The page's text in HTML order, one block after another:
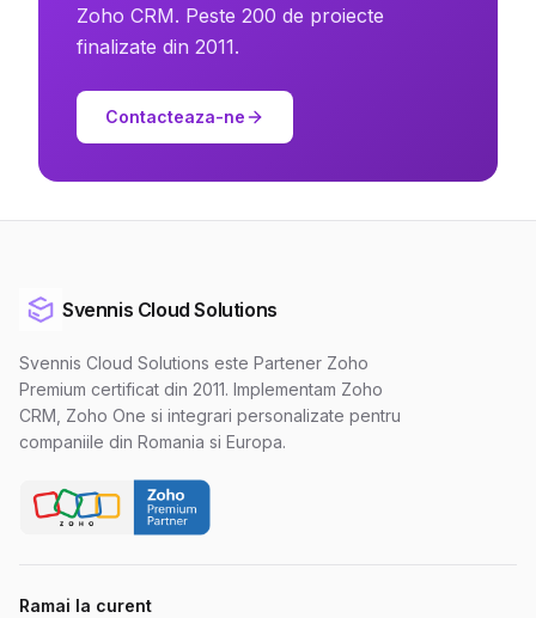
Zoho CRM. Peste 200 de proiecte
finalizate din 2011.
Contacteaza-ne
Svennis Cloud Solutions
Svennis Cloud Solutions este Partener Zoho
Premium certificat din 2011. Implementam Zoho
CRM, Zoho One si integrari personalizate pentru
companiile din Romania si Europa.
Ramai la curent